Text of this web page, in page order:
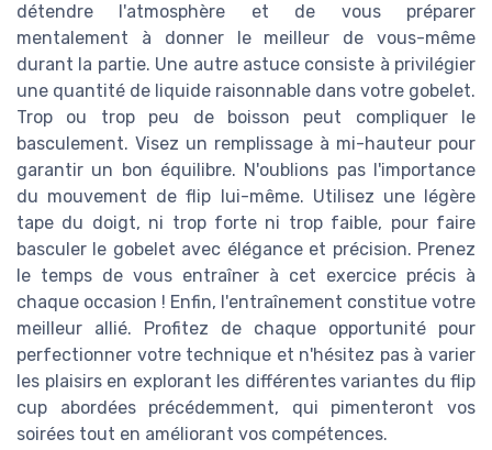
détendre l'atmosphère et de vous préparer
mentalement à donner le meilleur de vous-même
durant la partie. Une autre astuce consiste à privilégier
une quantité de liquide raisonnable dans votre gobelet.
Trop ou trop peu de boisson peut compliquer le
basculement. Visez un remplissage à mi-hauteur pour
garantir un bon équilibre. N'oublions pas l'importance
du mouvement de flip lui-même. Utilisez une légère
tape du doigt, ni trop forte ni trop faible, pour faire
basculer le gobelet avec élégance et précision. Prenez
le temps de vous entraîner à cet exercice précis à
chaque occasion ! Enfin, l'entraînement constitue votre
meilleur allié. Profitez de chaque opportunité pour
perfectionner votre technique et n'hésitez pas à varier
les plaisirs en explorant les différentes variantes du flip
cup abordées précédemment, qui pimenteront vos
soirées tout en améliorant vos compétences.